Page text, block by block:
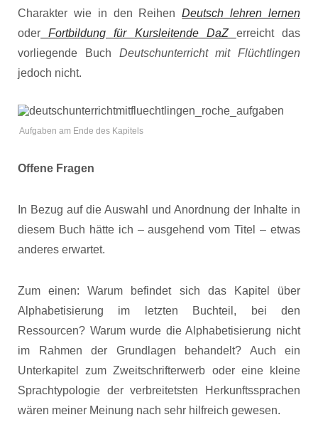
Charakter wie in den ReihenDeutsch lehren lernen
oder Fortbildung für Kursleitende DaZ erreicht das
vorliegende Buch Deutschunterricht mit Flüchtlingen
jedoch nicht.
Aufgaben am Ende des Kapitels
Offene Fragen
In Bezug auf die Auswahl und Anordnung der Inhalte in
diesem Buch hätte ich – ausgehend vom Titel – etwas
anderes erwartet.
Zum einen: Warum befindet sich das Kapitel über
Alphabetisierung im letzten Buchteil, bei den
Ressourcen? Warum wurde die Alphabetisierung nicht
im Rahmen der Grundlagen behandelt? Auch ein
Unterkapitel zum Zweitschrifterwerb oder eine kleine
Sprachtypologie der verbreitetsten Herkunftssprachen
wären meiner Meinung nach sehr hilfreich gewesen.